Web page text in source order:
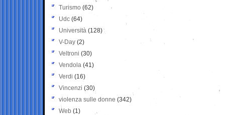
Turismo (62)
Udc (64)
Università (128)
V-Day (2)
Veltroni (30)
Vendola (41)
Verdi (16)
Vincenzi (30)
violenza sulle donne (342)
Web (1)